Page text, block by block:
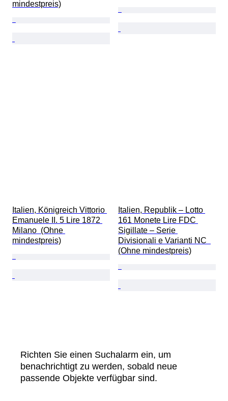
mindestpreis)
Italien, Königreich Vittorio
Emanuele II. 5 Lire 1872
Milano  (Ohne
mindestpreis)
Italien, Republik – Lotto
161 Monete Lire FDC
Sigillate – Serie
Divisionali e Varianti NC
(Ohne mindestpreis)
Richten Sie einen Suchalarm ein, um
benachrichtigt zu werden, sobald neue
passende Objekte verfügbar sind.